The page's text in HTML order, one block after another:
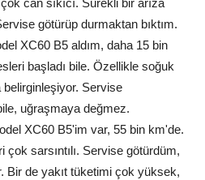
can sıkıcı. Sürekli bir arıza
götürüp durmaktan bıktım.
XC60 B5 aldım, daha 15 bin
başladı bile. Özellikle soğuk
belirginleşiyor. Servise
uğraşmaya değmez.
XC60 B5'im var, 55 bin km'de.
çok sarsıntılı. Servise götürdüm,
Bir de yakıt tüketimi çok yüksek,